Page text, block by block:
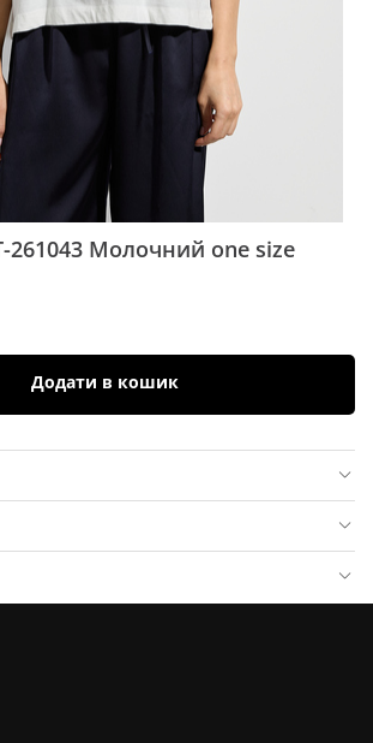
261043 Молочний one size
Додати в кошик